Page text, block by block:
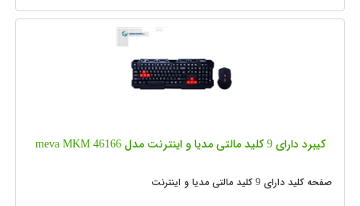
کیبرد دارای 9 کلید مالتی مدیا و اینترنت مدل meva MKM 46166
صفحه کلید دارای 9 کلید مالتی مدیا و اینترنت